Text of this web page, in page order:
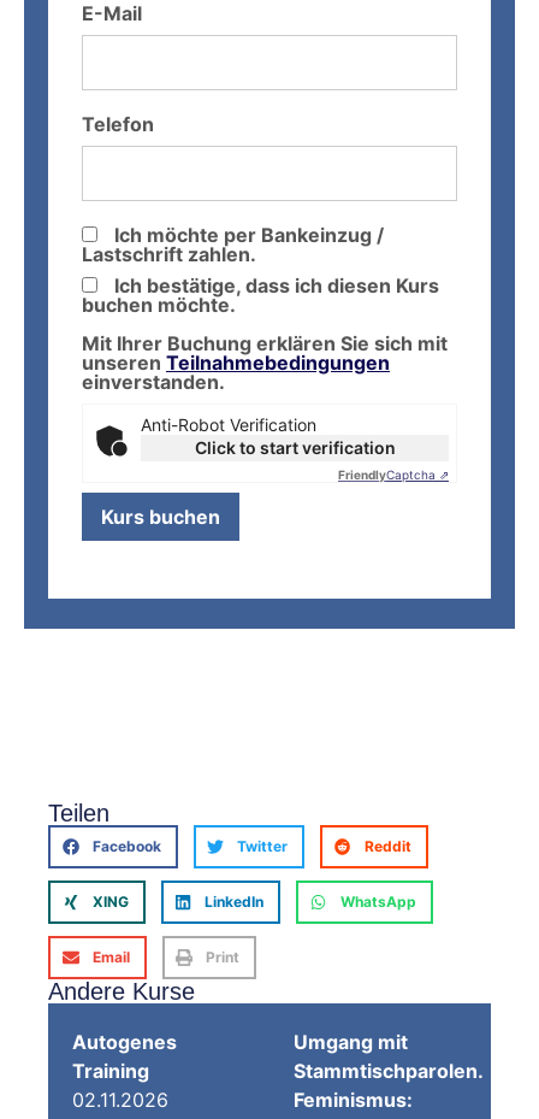
E-Mail
Telefon
Ich möchte per Bankeinzug /
Lastschrift zahlen.
Ich bestätige, dass ich diesen Kurs
buchen möchte.
Mit Ihrer Buchung erklären Sie sich mit
unseren Teilnahmebedingungen
einverstanden.
Anti-Robot Verification
Click to start verification
FriendlyCaptcha ⇗
Teilen
Facebook Twitter Reddit
XING LinkedIn WhatsApp
Email Print
Andere Kurse
Autogenes
Training
02.11.2026
Umgang mit
Stammtischparolen.
Feminismus: